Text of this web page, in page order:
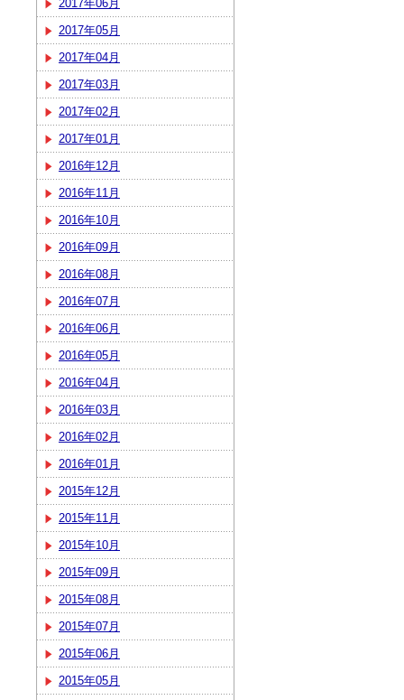
2017年06月
2017年05月
2017年04月
2017年03月
2017年02月
2017年01月
2016年12月
2016年11月
2016年10月
2016年09月
2016年08月
2016年07月
2016年06月
2016年05月
2016年04月
2016年03月
2016年02月
2016年01月
2015年12月
2015年11月
2015年10月
2015年09月
2015年08月
2015年07月
2015年06月
2015年05月